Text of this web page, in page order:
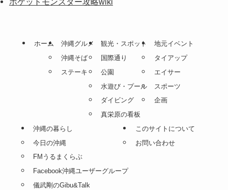
ホーム
沖縄グルメ
沖縄そば
ステーキ
観光・スポット
国際通り
公園
水遊び・プール
ダイビング
真栄原の看板
地元イベント
タイアップ
エイサー
スポーツ
企画
沖縄の暮らし
今日の沖縄
FMうるまくらぶ
Facebook沖縄ユーザーグループ
儀武剛のGibu&Talk
このサイトについて
お問い合わせ